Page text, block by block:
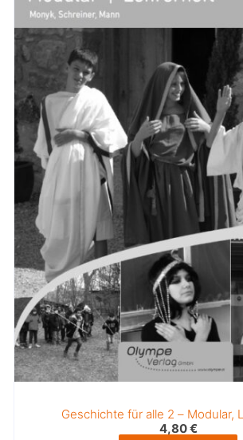
Geschichte für alle 2 – Modular,
4,80€